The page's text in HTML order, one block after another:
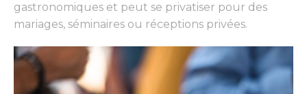
gastronomiques et peut se privatiser pour des
mariages, séminaires ou réceptions privées.